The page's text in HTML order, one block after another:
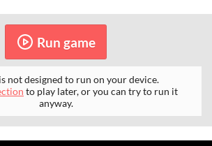
Run game
not designed to run on your device.
to play later, or you can try to run it
anyway.